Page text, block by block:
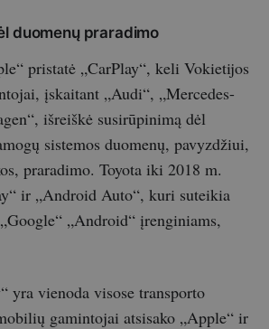
duomenų praradimo
pristatė „CarPlay“, keli Vokietijos
įskaitant „Audi“, „Mercedes-
išreiškė susirūpinimą dėl
sistemos duomenų, pavyzdžiui,
praradimo. Toyota iki 2018 m.
ir „Android Auto“, kuri suteikia
„Android“ įrenginiams,
yra vienoda visose transporto
gamintojai atsisako „Apple“ ir